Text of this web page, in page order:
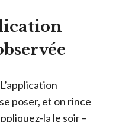
poser, et on rince
la le soir –